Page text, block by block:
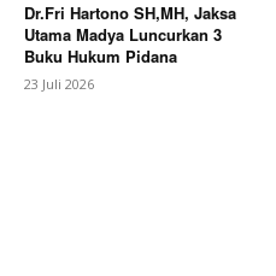
Dr.Fri Hartono SH,MH, Jaksa
Utama Madya Luncurkan 3
Buku Hukum Pidana
23 Juli 2026